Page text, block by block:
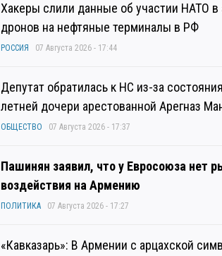
Хакеры слили данные об участии НАТО в
дронов на нефтяные терминалы в РФ
РОССИЯ 07 Августа 2026 - 17:44
Депутат обратилась к НС из-за
летней дочери арестованной Арегназ
ОБЩЕСТВО 07 Августа 2026 - 17:37
Пашинян заявил, что у Евросоюза нет
воздействия на Армению
ПОЛИТИКА 07 Августа 2026 - 17:27
«Кавказарь»: В Армении с арцахской